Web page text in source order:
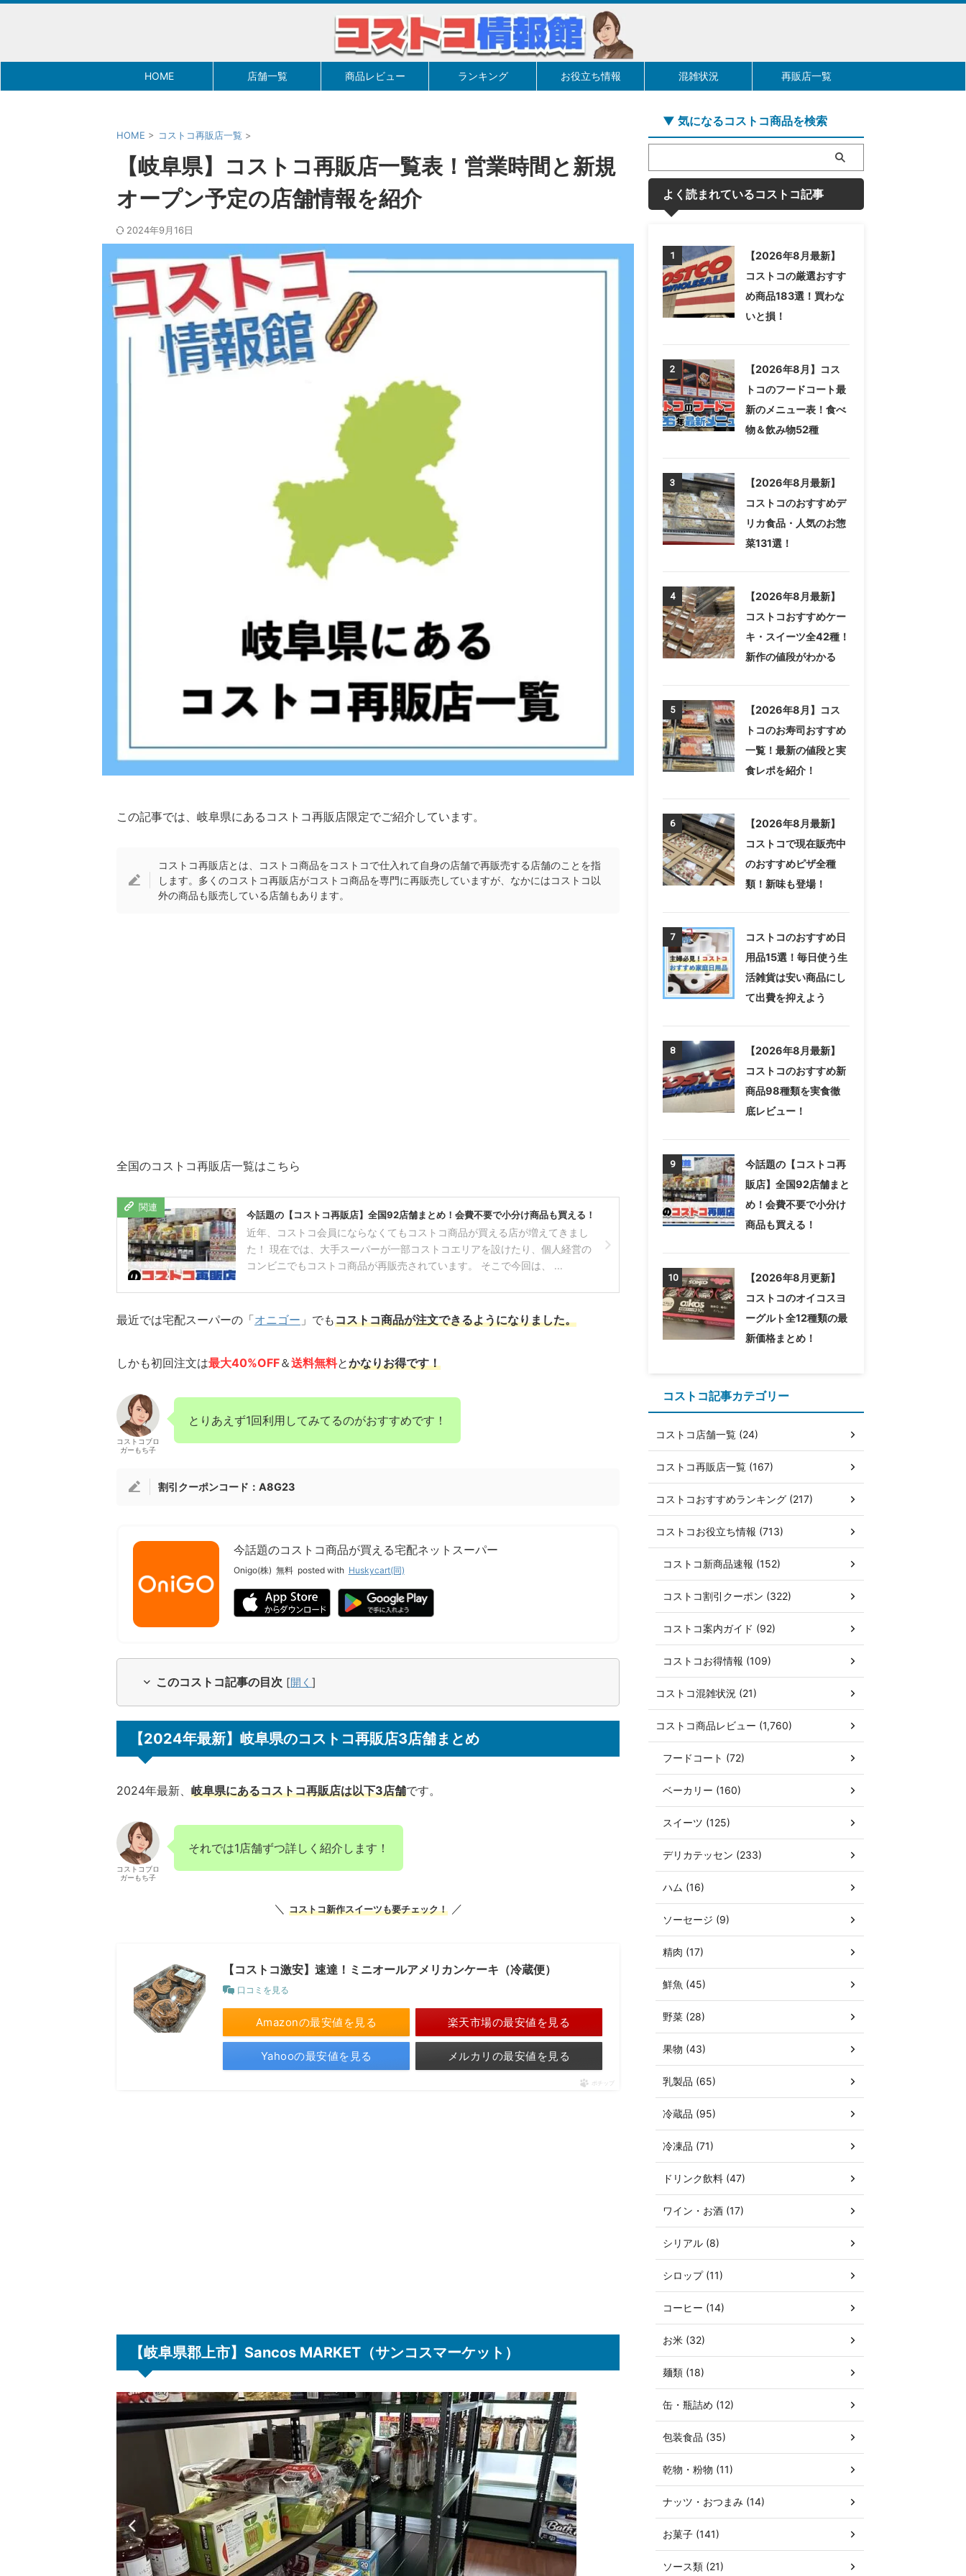
HOME 店舗一覧 商品レビュー ランキング お役立ち情報 混雑状況 再販店一覧
HOME > コストコ再販店一覧 >
【岐阜県】コストコ再販店一覧表！営業時間と新規
オープン予定の店舗情報を紹介
2024年9月16日
この記事では、岐阜県にあるコストコ再販店限定でご紹介しています。
コストコ再販店とは、コストコ商品をコストコで仕入れて自身の店舗で再販売する店舗のことを指
します。多くのコストコ再販店がコストコ商品を専門に再販売していますが、なかにはコストコ以
外の商品も販売している店舗もあります。
全国のコストコ再販店一覧はこちら
今話題の【コストコ再販店】全国92店舗まとめ！会費不要で小分け商品も買える！
近年、コストコ会員にならなくてもコストコ商品が買える店が増えてきまし
た！ 現在では、大手スーパーが一部コストコエリアを設けたり、個人経営の
コンビニでもコストコ商品が再販売されています。 そこで今回は、 ...
最近では宅配スーパーの「オニゴー 」でもコストコ商品が注文できるようになりました。
しかも初回注文は最大40%OFF＆送料無料とかなりお得です！
コストコブロ
ガーもち子
とりあえず1回利用してみてるのがおすすめです！
割引クーポンコード：A8G23
今話題のコストコ商品が買える宅配ネットスーパー
Onigo(株) 無料 posted with Huskycart(同)
このコストコ記事の目次 [開く ]
【2024年最新】岐阜県のコストコ再販店3店舗まとめ
2024年最新、 岐阜県にあるコストコ再販店は以下3店舗です。
コストコブロ
ガーもち子
それでは1店舗ずつ詳しく紹介します！
＼ コストコ新作スイーツも要チェック！／
【コストコ激安】速達！ミニオールアメリカンケーキ（冷蔵便）
口コミを見る
Amazonの最安値を見る 楽天市場の最安値を見る
Yahooの最安値を見る メルカリの最安値を見る
ポチップ
【岐阜県郡上市】Sancos MARKET（サンコスマーケット）
▼ 気になるコストコ商品を検索
よく読まれているコストコ記事
1
【2026年8月最新】
コストコの厳選おすす
め商品183選！買わな
いと損！
2
【2026年8月】コス
トコのフードコート最
新のメニュー表！食べ
物＆飲み物52種
3
【2026年8月最新】
コストコのおすすめデ
リカ食品・人気のお惣
菜131選！
4
【2026年8月最新】
コストコおすすめケー
キ・スイーツ全42種！
新作の値段がわかる
5
【2026年8月】コス
トコのお寿司おすすめ
一覧！最新の値段と実
食レポを紹介！
6
【2026年8月最新】
コストコで現在販売中
のおすすめピザ全種
類！新味も登場！
7
コストコのおすすめ日
用品15選！毎日使う生
活雑貨は安い商品にし
て出費を抑えよう
8
【2026年8月最新】
コストコのおすすめ新
商品98種類を実食徹
底レビュー！
9
今話題の【コストコ再
販店】全国92店舗まと
め！会費不要で小分け
商品も買える！
10
【2026年8月更新】
コストコのオイコスヨ
ーグルト全12種類の最
新価格まとめ！
コストコ記事カテゴリー
コストコ店舗一覧 (24)
コストコ再販店一覧 (167)
コストコおすすめランキング (217)
コストコお役立ち情報 (713)
コストコ新商品速報 (152)
コストコ割引クーポン (322)
コストコ案内ガイド (92)
コストコお得情報 (109)
コストコ混雑状況 (21)
コストコ商品レビュー (1,760)
フードコート (72)
ベーカリー (160)
スイーツ (125)
デリカテッセン (233)
ハム (16)
ソーセージ (9)
精肉 (17)
鮮魚 (45)
野菜 (28)
果物 (43)
乳製品 (65)
冷蔵品 (95)
冷凍品 (71)
ドリンク飲料 (47)
ワイン・お酒 (17)
シリアル (8)
シロップ (11)
コーヒー (14)
お米 (32)
麺類 (18)
缶・瓶詰め (12)
包装食品 (35)
乾物・粉物 (11)
ナッツ・おつまみ (14)
お菓子 (141)
ソース類 (21)